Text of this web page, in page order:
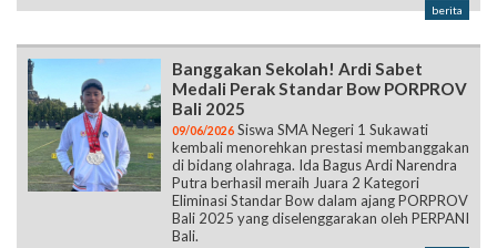
berita
Banggakan Sekolah! Ardi Sabet
Medali Perak Standar Bow PORPROV
Bali 2025
09/06/2026 Siswa SMA Negeri 1 Sukawati
kembali menorehkan prestasi membanggakan
di bidang olahraga. Ida Bagus Ardi Narendra
Putra berhasil meraih Juara 2 Kategori
Eliminasi Standar Bow dalam ajang PORPROV
Bali 2025 yang diselenggarakan oleh PERPANI
Bali.